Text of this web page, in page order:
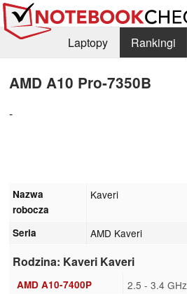
Laptopy Rankingi
AMD A10 Pro-7350B
-
Nazwa
robocza
Kaveri
Seria AMD Kaveri
Rodzina: Kaveri Kaveri
AMD A10-7400P 2.5 - 3.4 GHz